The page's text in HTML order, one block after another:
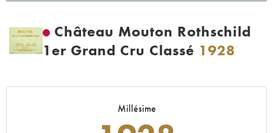
Château Mouton Rothschild
1er Grand Cru Classé 1928
Millésime